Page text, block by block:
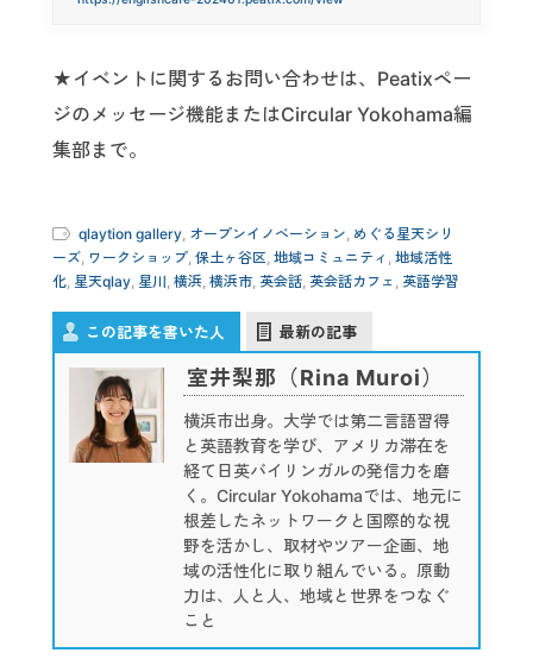
★イベントに関するお問い合わせは、Peatixペー
ジのメッセージ機能またはCircular Yokohama編
集部まで。
qlaytion gallery, オープンイノベーション, めぐる星天シリ
ーズ, ワークショップ, 保土ヶ谷区, 地域コミュニティ , 地域活性
化, 星天qlay, 星川, 横浜, 横浜市, 英会話, 英会話カフェ , 英語学習
この記事を書いた人 最新の記事
室井梨那（Rina Muroi）
横浜市出身。大学では第二言語習得
と英語教育を学び、アメリカ滞在を
経て日英バイリンガルの発信力を磨
く。Circular Yokohamaでは、地元に
根差したネットワークと国際的な視
野を活かし、取材やツアー企画、地
域の活性化に取り組んでいる。原動
力は、人と人、地域と世界をつなぐ
こと